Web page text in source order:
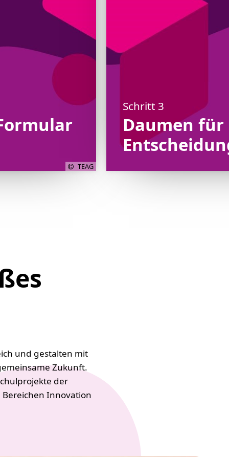
TEAG
Schritt 3
Daumen für
und gestalten mit
Zukunft.
der
Innovation